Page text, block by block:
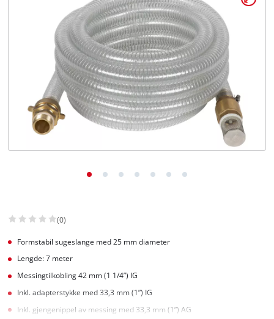
Norsk
English
(0)
Formstabil sugeslange med 25 mm diameter
Lengde: 7 meter
Messingtilkobling 42 mm (1 1/4”) IG
Inkl. adapterstykke med 33,3 mm (1”) IG
Inkl. gjengenippel av messing med 33,3 mm (1”) AG